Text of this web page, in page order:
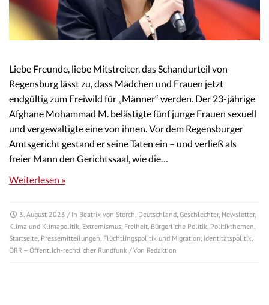
Liebe Freunde, liebe Mitstreiter, das Schandurteil von
Regensburg lässt zu, dass Mädchen und Frauen jetzt
endgültig zum Freiwild für „Männer“ werden. Der 23-jährige
Afghane Mohammad M. belästigte fünf junge Frauen sexuell
und vergewaltigte eine von ihnen. Vor dem Regensburger
Amtsgericht gestand er seine Taten ein – und verließ als
freier Mann den Gerichtssaal, wie die…
Weiterlesen »
3. August 2023 / In Beatrix von Storch Deutschland Geschlechter, Newsletter,
Klima und Klimapolitik Extremismus Freiheit Bürgerliche Politik Politikthemen
Startseite Pressemitteilungen Flüchtlingspolitik und Migration Identitätspolitik
ÖRR – Öffentlich-rechtlicher Rundfunk / Von Redaktion